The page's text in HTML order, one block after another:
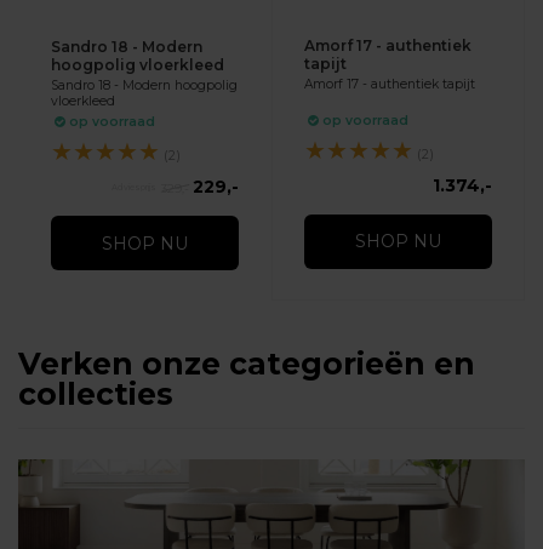
Sandro 18 - Modern
hoogpolig vloerkleed
Sandro 18 - Modern hoogpolig
vloerkleed
op voorraad
★★★★★ (2)
229,-
SHOP NU
Amorf 17 - authentiek
tapijt
Amorf 17 - authentiek tapijt
op voorraad
★★★★★ (2)
1.374,-
SHOP NU
Verken onze categorieën en
collecties